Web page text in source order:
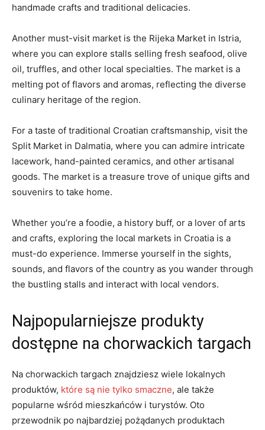
handmade crafts‌ and traditional⁢ delicacies.
Another ⁣must-visit ⁣market is the Rijeka Market⁤ in Istria,
where you ⁣can⁣ explore stalls selling ⁤fresh seafood, olive
oil, ⁢truffles, and other local specialties. The market is⁤ a
melting pot of flavors ⁢and aromas, reflecting the diverse
⁤culinary ⁤heritage​ of the region.
For a taste of‌ traditional‌ Croatian ⁣craftsmanship, ‍visit the
Split‌ Market in Dalmatia, where you‌ can admire intricate
lacework, hand-painted ceramics, and other artisanal
goods. The market is a treasure trove of unique gifts and
souvenirs to take‍ home.
Whether you’re‌ a ⁣foodie, a history buff, or a ⁤lover ‌of arts​
and⁣ crafts, exploring the local markets in⁣ Croatia is a
must-do experience. Immerse ‍yourself in ⁢the sights,
sounds, and⁢ flavors of the country as you ⁤wander through
the bustling stalls and interact with local vendors.
Najpopularniejsze produkty
dostępne na chorwackich targach
Na chorwackich targach znajdziesz wiele lokalnych
produktów, które są nie tylko smaczne, ale także
popularne wśród mieszkańców‌ i turystów. Oto
przewodnik⁢ po najbardziej pożądanych produktach